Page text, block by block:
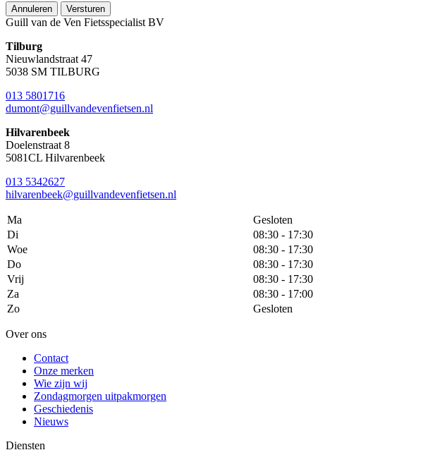
Annuleren Versturen
Guill van de Ven Fietsspecialist BV
Tilburg
Nieuwlandstraat 47
5038 SM TILBURG
013 5801716
dumont@guillvandevenfietsen.nl
Hilvarenbeek
Doelenstraat 8
5081CL Hilvarenbeek
013 5342627
hilvarenbeek@guillvandevenfietsen.nl
Ma
Gesloten
Di
08:30 - 17:30
Woe
08:30 - 17:30
Do
08:30 - 17:30
Vrij
08:30 - 17:30
Za
08:30 - 17:00
Zo
Gesloten
Over ons
Contact
Onze merken
Wie zijn wij
Zondagmorgen uitpakmorgen
Geschiedenis
Nieuws
Diensten